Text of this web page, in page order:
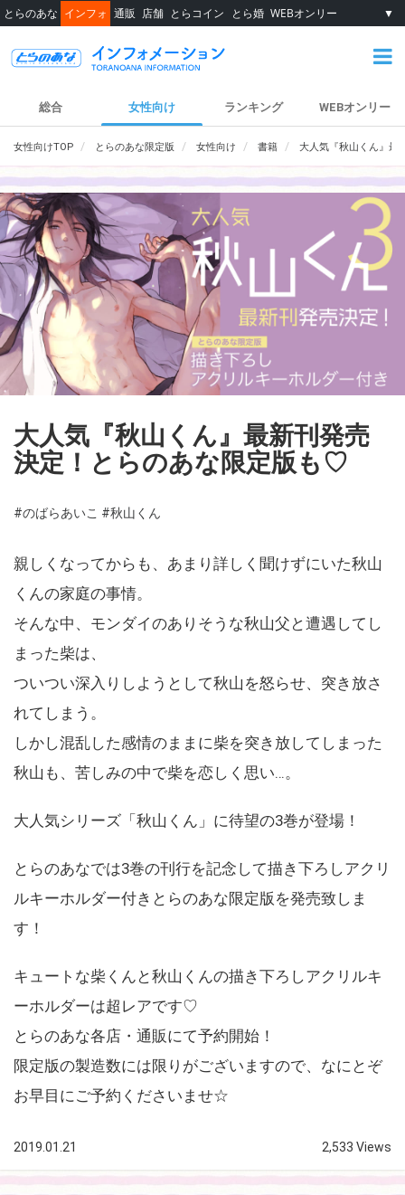
とらのあな インフォ 通販 店舗 とらコイン とら婚 WEBオンリー ▼
総合 女性向け ランキング WEBオンリー
女性向けTOP とらのあな限定版 女性向け 書籍 大人気『秋山くん』最
大人気『秋山くん』最新刊発売
決定！とらのあな限定版も♡
#のばらあいこ #秋山くん
親しくなってからも、あまり詳しく聞けずにいた秋山
くんの家庭の事情。
そんな中、モンダイのありそうな秋山父と遭遇してし
まった柴は、
ついつい深入りしようとして秋山を怒らせ、突き放さ
れてしまう。
しかし混乱した感情のままに柴を突き放してしまった
秋山も、苦しみの中で柴を恋しく思い…。
大人気シリーズ「秋山くん」に待望の3巻が登場！
とらのあなでは3巻の刊行を記念して描き下ろしアクリ
ルキーホルダー付きとらのあな限定版を発売致しま
す！
キュートな柴くんと秋山くんの描き下ろしアクリルキ
ーホルダーは超レアです♡
とらのあな各店・通販にて予約開始！
限定版の製造数には限りがございますので、なにとぞ
お早目にご予約くださいませ☆
2019.01.21 2,533 Views